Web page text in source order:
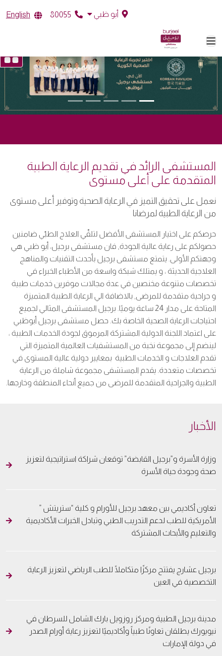
أبو ظبي English
المستشفى الرائد في تقديم الرعاية الطبية
المتقدمة على أعلى مستوى
نعمل على تحقيق التميز في الرعاية الصحية وتوفير أعلى مستوى
من الرعاية الطبية لمرضانا
حرصكم على اختيار المستشفى الأفضل لتلقّي العلاج الطبّي ضامنين
حصولكم على رعاية عالية الجودة, فان مستشفى برجيل، أبو ظبي هي
وجهتكم الأولى. يتمتع مستشفى برجيل بأحدث التقنيات والمناهج
العلاجية الحديثة ، و يمتلك شبكة واسعة من الأطباء الخبراء في
تخصصات متنوعة مخنصين في عدة مجالات موفرين خدمات طبية
و جراحية متقدمة للمرضى, بالاضافة الي الرعاية الطبية المتميزة
المتاحة على مدار 24 ساعة يوميًا. برجيل المستشفى المثالي لجميع
احتياجات الرعاية الصحية الخاصة بك. حصل مستشفى برجيل أبوظبي
على اعتماد اللجنة الدولية المشتركة المرموق لجودة الخدمات الطبية ،
لينضم إلى مجموعة نخبة من المستشفيات العالمية المتميزة التي
تقدم العلاجات و الخدمات الطبية بمعايير دولية عالية المستوى في
تخصصات متعددة. يقدم المستشفى مجموعة شاملة من الرعاية
الطبية والجراحية المتقدمة للمرضى من جميع أنحاء المنطقة وخارجها.
الأخبار
وزارة الأسرة و”برجيل القابضة” توقعان شراكة استراتيجية لتعزيز
صحة وجودة حياة الأسرة
تعاون أكاديمي بين معهد برجيل للأورام و كلية “ستريتش ”
الأمريكية للطب لدعم التدريب الطبي وتبادل الخبرات الأكاديمية
والتعليم والأبحاث المشتركة
برجيل عشارج يفتتح مركزًا متكاملًا للطب الرياضي لتعزيز الرعاية
التخصصية في العين
مدينة برجيل الطبية ومركز روزويل بارك الشامل للسرطان في
نيويورك يطلقان تعاونًا طبياً وأكاديميًا لتعزيز رعاية أورام الصدر
في دولة الإمارات